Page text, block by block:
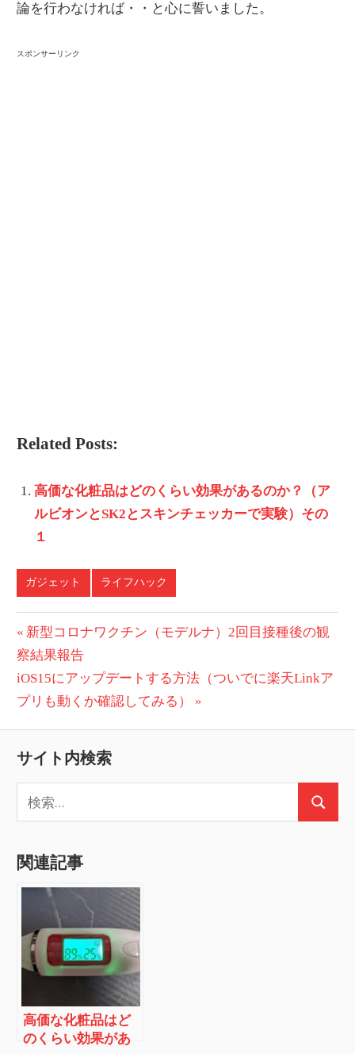
論を行わなければ・・と心に誓いました。
スポンサーリンク
Related Posts:
高価な化粧品はどのくらい効果があるのか？（ア
ルビオンとSK2とスキンチェッカーで実験）その
１
ガジェット ライフハック
投
稿
ナ
ビ
ゲ
ー
シ
ョ
ン
前
の
投
稿:
新型コロナワクチン（モデルナ）2回目接種後の観
察結果報告
次
の
iOS15にアップデートする方法（ついでに楽天Linkア
プリも動くか確認してみる）
サイト内検索
索:
検
関連記事
高価な化粧品はど
のくらい効果があ